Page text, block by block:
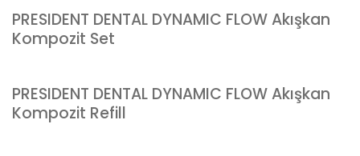
PRESIDENT DENTAL DYNAMIC FLOW Akışkan
Kompozit Set
PRESIDENT DENTAL DYNAMIC FLOW Akışkan
Kompozit Refill